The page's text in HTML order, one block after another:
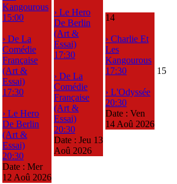
Kangourous
15:00
› De La
Comédie
Française
(Art &
Essai)
17:30
› Le Hero
De Berlin
(Art &
Essai)
20:30
Date : Mer
12 Aoû 2026
› Le Hero
De Berlin
(Art &
Essai)
17:30
› De La
Comédie
Française
(Art &
Essai)
20:30
Date : Jeu 13
Aoû 2026
14
› Charlie Et
Les
Kangourous
17:30
› L'Odyssée
20:30
Date : Ven
14 Aoû 2026
15